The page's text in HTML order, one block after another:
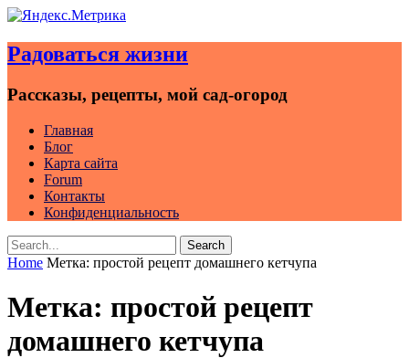
to
content
Радоваться жизни
Рассказы, рецепты, мой сад-огород
Главная
Блог
Карта сайта
Forum
Контакты
Конфиденциальность
Search
for:
Search
Home Метка: простой рецепт домашнего кетчупа
Метка: простой рецепт
домашнего кетчупа